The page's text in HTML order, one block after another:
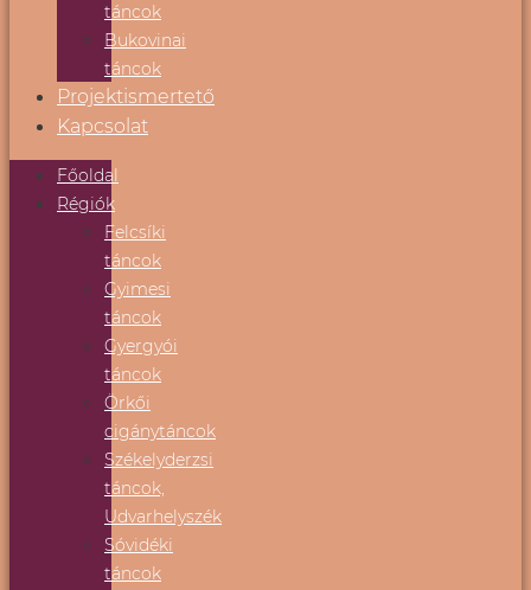
táncok
Bukovinai
táncok
Projektismertető
Kapcsolat
Főoldal
Régiók
Felcsíki
táncok
Gyimesi
táncok
Gyergyói
táncok
Örkői
cigánytáncok
Székelyderzsi
táncok,
Udvarhelyszék
Sóvidéki
táncok